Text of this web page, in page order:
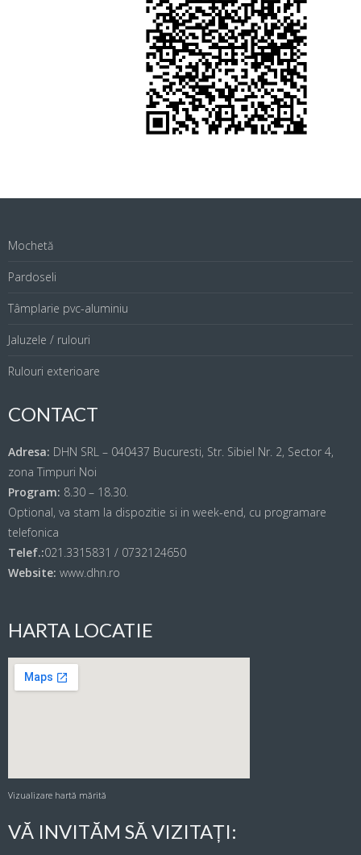
Mochetă
Pardoseli
Tâmplarie pvc-aluminiu
Jaluzele / rulouri
Rulouri exterioare
CONTACT
Adresa: DHN SRL – 040437 Bucuresti, Str. Sibiel Nr. 2, Sector 4,
zona Timpuri Noi
Program: 8.30 – 18.30.
Optional, va stam la dispozitie si in week-end, cu programare
telefonica
Telef.:021.3315831 / 0732124650
Website: www.dhn.ro
HARTA LOCATIE
Vizualizare hartă mărită
VĂ INVITĂM SĂ VIZITAȚI: